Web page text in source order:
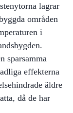
lagrar
områden
i
sparsamma
effekterna
äldre
då de har